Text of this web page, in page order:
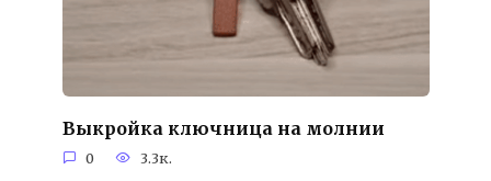
Выкройка ключница на молнии
0 3.3к.